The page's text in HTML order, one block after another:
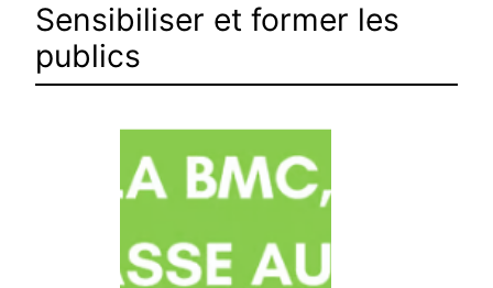
Sensibiliser et former les
publics